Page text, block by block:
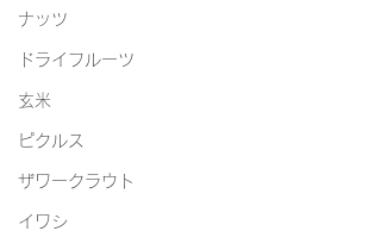
ナッツ
ドライフルーツ
玄米
ピクルス
ザワークラウト
イワシ